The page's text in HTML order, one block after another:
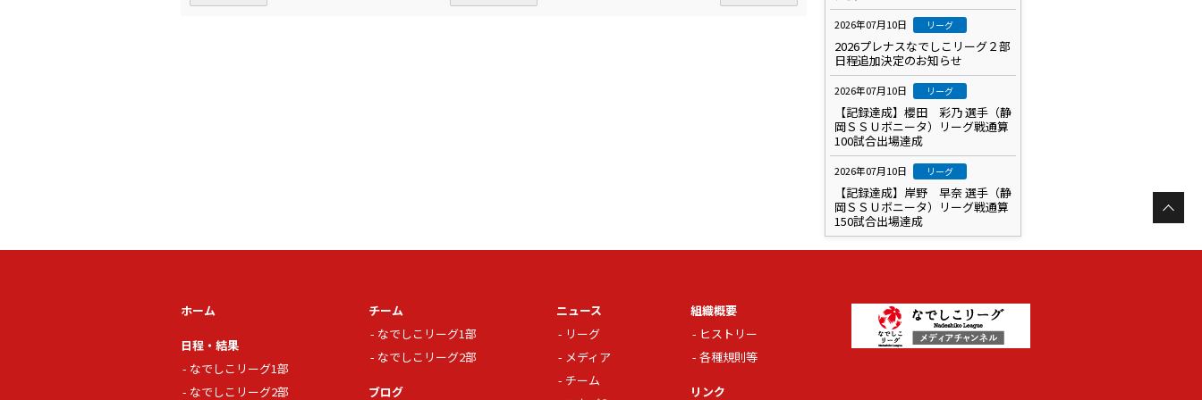
2026年07月10日 リーグ
2026プレナスなでしこリーグ２部
日程追加決定のお知らせ
2026年07月10日 リーグ
【記録達成】櫻田 彩乃 選手（静
岡ＳＳＵボニータ）リーグ戦通算
100試合出場達成
2026年07月10日 リーグ
【記録達成】岸野 早奈 選手（静
岡ＳＳＵボニータ）リーグ戦通算
150試合出場達成
ホーム
日程・結果
なでしこリーグ1部
なでしこリーグ2部
チーム
なでしこリーグ1部
なでしこリーグ2部
ブログ
ニュース
リーグ
メディア
チーム
組織概要
ヒストリー
各種規則等
リンク